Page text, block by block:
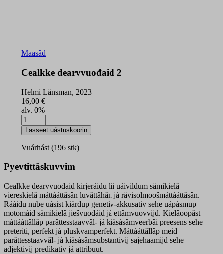
Maasâd
Cealkke dearvvuođaid 2
Helmi Länsman, 2023
16,00 €
alv. 0%
Cealkke
dearvvuođaid
2
quantity
Lasseet uástuskoorin
Vuárhást (196 stk)
Pyevtittâskuvvim
Cealkke dearvvuođaid kirjeráiđu lii uáivildum sämikielâ
viereskielâ máttááttâsân luvâttâhân já rävisolmoošmáttááttâsân.
Rááiđu nube uásist kiärdup genetiv-akkusativ sehe uápásmup
motomáid sämikielâ jiešvuođáid já ettâmvuovvijd. Kielâoopâst
máttááttâllâp parâttesstaavvâl- já kiäsásâmveerbâi preesens sehe
preteriti, perfekt já pluskvamperfekt. Máttááttâllâp meid
parâttesstaavvâl- já kiäsásâmsubstantivij sajehaamijd sehe
adjektivij predikativ já attribuut.